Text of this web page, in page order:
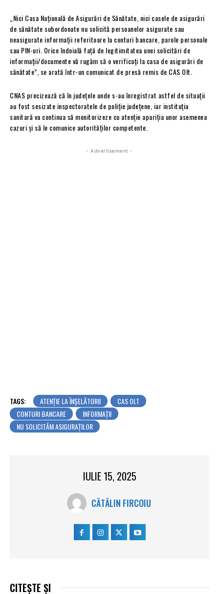
„Nici Casa Națională de Asigurări de Sănătate, nici casele de asigurări
de sănătate subordonate nu solicită persoanelor asigurate sau
neasigurate informații referitoare la conturi bancare, parole personale
sau PIN-uri. Orice îndoială față de legitimitatea unei solicitări de
informații/documente vă rugăm să o verificați la casa de asigurări de
sănătate”, se arată într-un comunicat de presă remis de CAS Olt.
CNAS precizează că în județele unde s-au înregistrat astfel de situații
au fost sesizate inspectoratele de poliție județene, iar instituția
sanitară va continua să monitorizeze cu atenție apariția unor asemenea
cazuri și să le comunice autorităților competente.
- Advertisement -
TAGS: ATENȚIE LA ÎNȘELĂTORII
CAS OLT
CONTURI BANCARE
INFORMAŢII
NU SOLICITĂM ASIGURAȚILOR
IULIE 15, 2025
CĂTĂLIN FIRCOIU
CITEȘTE ȘI